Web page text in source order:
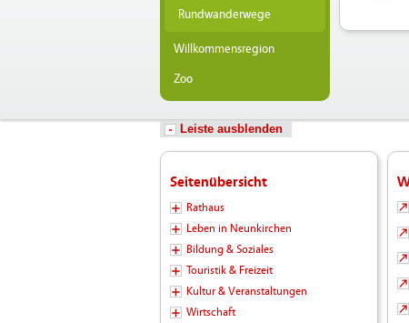
Rundwanderwege
Willkommensregion
Zoo
Leiste ausblenden
Seitenübersicht
Rathaus
Leben in Neunkirchen
Bildung & Soziales
Touristik & Freizeit
Kultur & Veranstaltungen
Wirtschaft